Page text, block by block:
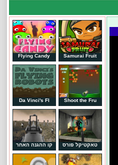
Samurai Fruit
Flying Candy
Shoot the Fru
Da Vinci's Fl
טאקטיקל פורס קו ההגנה האחר